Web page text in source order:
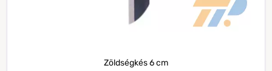
Zöldségkés 6 cm